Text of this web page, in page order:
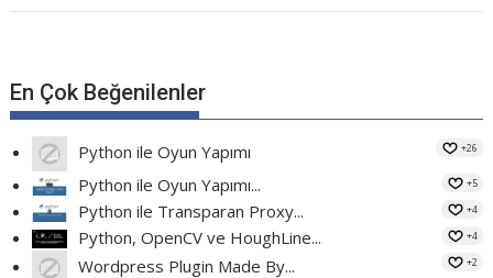
En Çok Beğenilenler
Python ile Oyun Yapımı +26
Python ile Oyun Yapımı... +5
Python ile Transparan Proxy... +4
Python, OpenCV ve HoughLine... +4
Wordpress Plugin Made By... +2